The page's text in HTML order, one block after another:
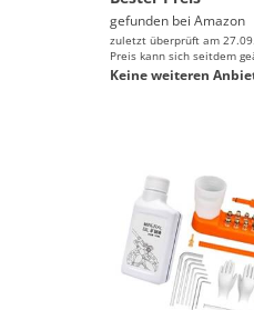
gefunden bei Amazon
zuletzt überprüft am
Preis kann sich seitdem
Keine weiteren